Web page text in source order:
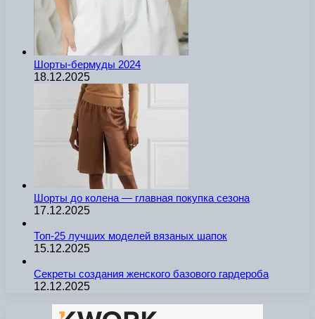
Шорты-бермуды 2024
18.12.2025
Шорты до колена — главная покупка сезона
17.12.2025
Топ-25 лучших моделей вязаных шапок
15.12.2025
Секреты создания женского базового гардероба
12.12.2025